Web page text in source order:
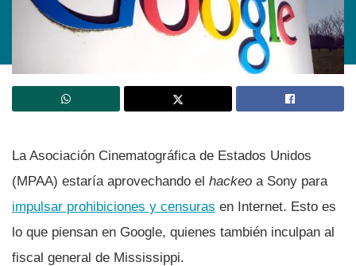
La Asociación Cinematográfica de Estados Unidos
(MPAA) estarí­a aprovechando el hackeo a Sony para
impulsar prohibiciones y censuras en Internet. Esto es
lo que piensan en Google, quienes también inculpan al
fiscal general de Mississippi.